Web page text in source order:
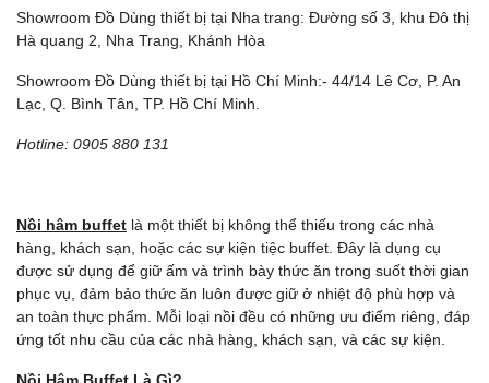
Showroom Đồ Dùng thiết bị tại Nha trang: Đường số 3, khu Đô thị
Hà quang 2, Nha Trang, Khánh Hòa
Showroom Đồ Dùng thiết bị tại Hồ Chí Minh:- 44/14 Lê Cơ, P. An
Lạc, Q. Bình Tân, TP. Hồ Chí Minh.
Hotline: 0905 880 131
Nồi hâm buffet là một thiết bị không thể thiếu trong các nhà
hàng, khách sạn, hoặc các sự kiện tiệc buffet. Đây là dụng cụ
được sử dụng để giữ ấm và trình bày thức ăn trong suốt thời gian
phục vụ, đảm bảo thức ăn luôn được giữ ở nhiệt độ phù hợp và
an toàn thực phẩm. Mỗi loại nồi đều có những ưu điểm riêng, đáp
ứng tốt nhu cầu của các nhà hàng, khách sạn, và các sự kiện.
Nồi Hâm Buffet Là Gì?